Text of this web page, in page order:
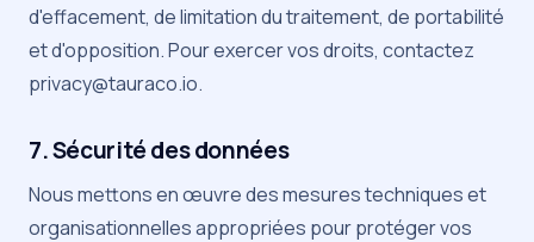
d'effacement, de limitation du traitement, de portabilité
et d'opposition. Pour exercer vos droits, contactez
privacy@tauraco.io.
7. Sécurité des données
Nous mettons en œuvre des mesures techniques et
organisationnelles appropriées pour protéger vos